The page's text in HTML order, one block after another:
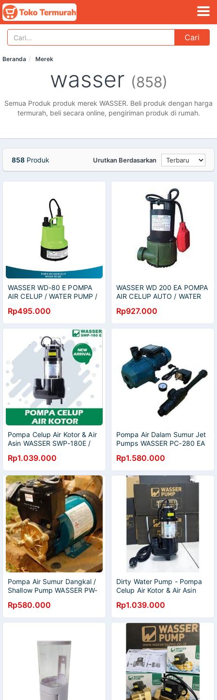
Cari
Beranda Merek
wasser (858)
Semua Produk produk merek WASSER. Beli produk dengan harga
termurah, beli secara online, pengiriman produk di rumah.
858 Produk Urutkan Berdasarkan
WASSER WD-80 E POMPA
AIR CELUP / WATER PUMP /
Rp495.000
WASSER WD 200 EA POMPA
AIR CELUP AUTO / WATER
Rp927.000
Pompa Celup Air Kotor & Air
Asin WASSER SWP-180E /
Rp1.039.000
Pompa Air Dalam Sumur Jet
Pumps WASSER PC-280 EA
Rp1.580.000
Pompa Air Sumur Dangkal /
Shallow Pump WASSER PW-
Rp580.000
Dirty Water Pump - Pompa
Celup Air Kotor & Air Asin
pompa celup air kotor Wa
Rp1.039.000